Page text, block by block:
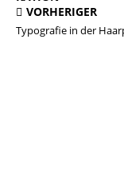
VORHERIGER
Typografie in der